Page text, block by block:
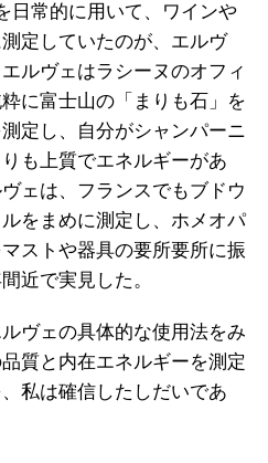
日常的に用いて、ワインや
定していたのが、エルヴ
ルヴェはラシーヌのオフィ
に富士山の「まりも石」を
定し、自分がシャンパーニ
も上質でエネルギーがあ
ェは、フランスでもブドウ
をまめに測定し、ホメオパ
ストや器具の要所要所に振
近で実見した。
ヴェの具体的な使用法をみ
質と内在エネルギーを測定
私は確信したしだいであ